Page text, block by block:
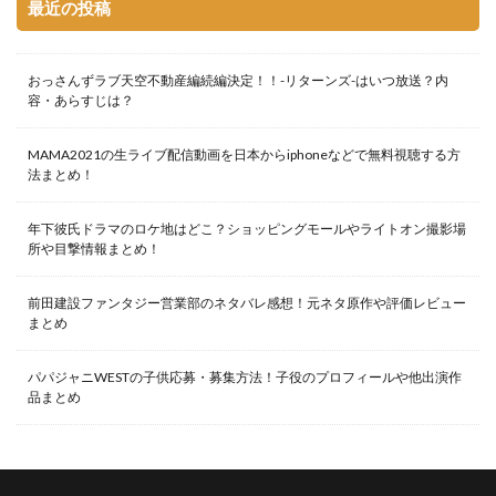
最近の投稿
おっさんずラブ天空不動産編続編決定！！-リターンズ-はいつ放送？内
容・あらすじは？
MAMA2021の生ライブ配信動画を日本からiphoneなどで無料視聴する方
法まとめ！
年下彼氏ドラマのロケ地はどこ？ショッピングモールやライトオン撮影場
所や目撃情報まとめ！
前田建設ファンタジー営業部のネタバレ感想！元ネタ原作や評価レビュー
まとめ
パパジャニWESTの子供応募・募集方法！子役のプロフィールや他出演作
品まとめ